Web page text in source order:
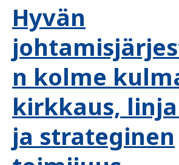
Hyvän
n kolme
kirkkaus,
ja strateginen